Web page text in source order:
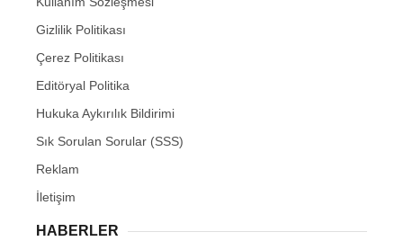
Gizlilik Politikası
Çerez Politikası
Editöryal Politika
Hukuka Aykırılık Bildirimi
Sık Sorulan Sorular (SSS)
Reklam
İletişim
HABERLER